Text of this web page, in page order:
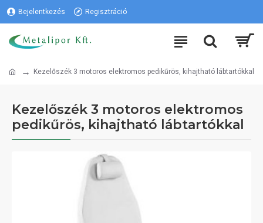
Bejelentkezés Regisztráció
Kezelőszék 3 motoros elektromos pedikűrös, kihajtható lábtartókkal
Kezelőszék 3 motoros elektromos
pedikűrös, kihajtható lábtartókkal